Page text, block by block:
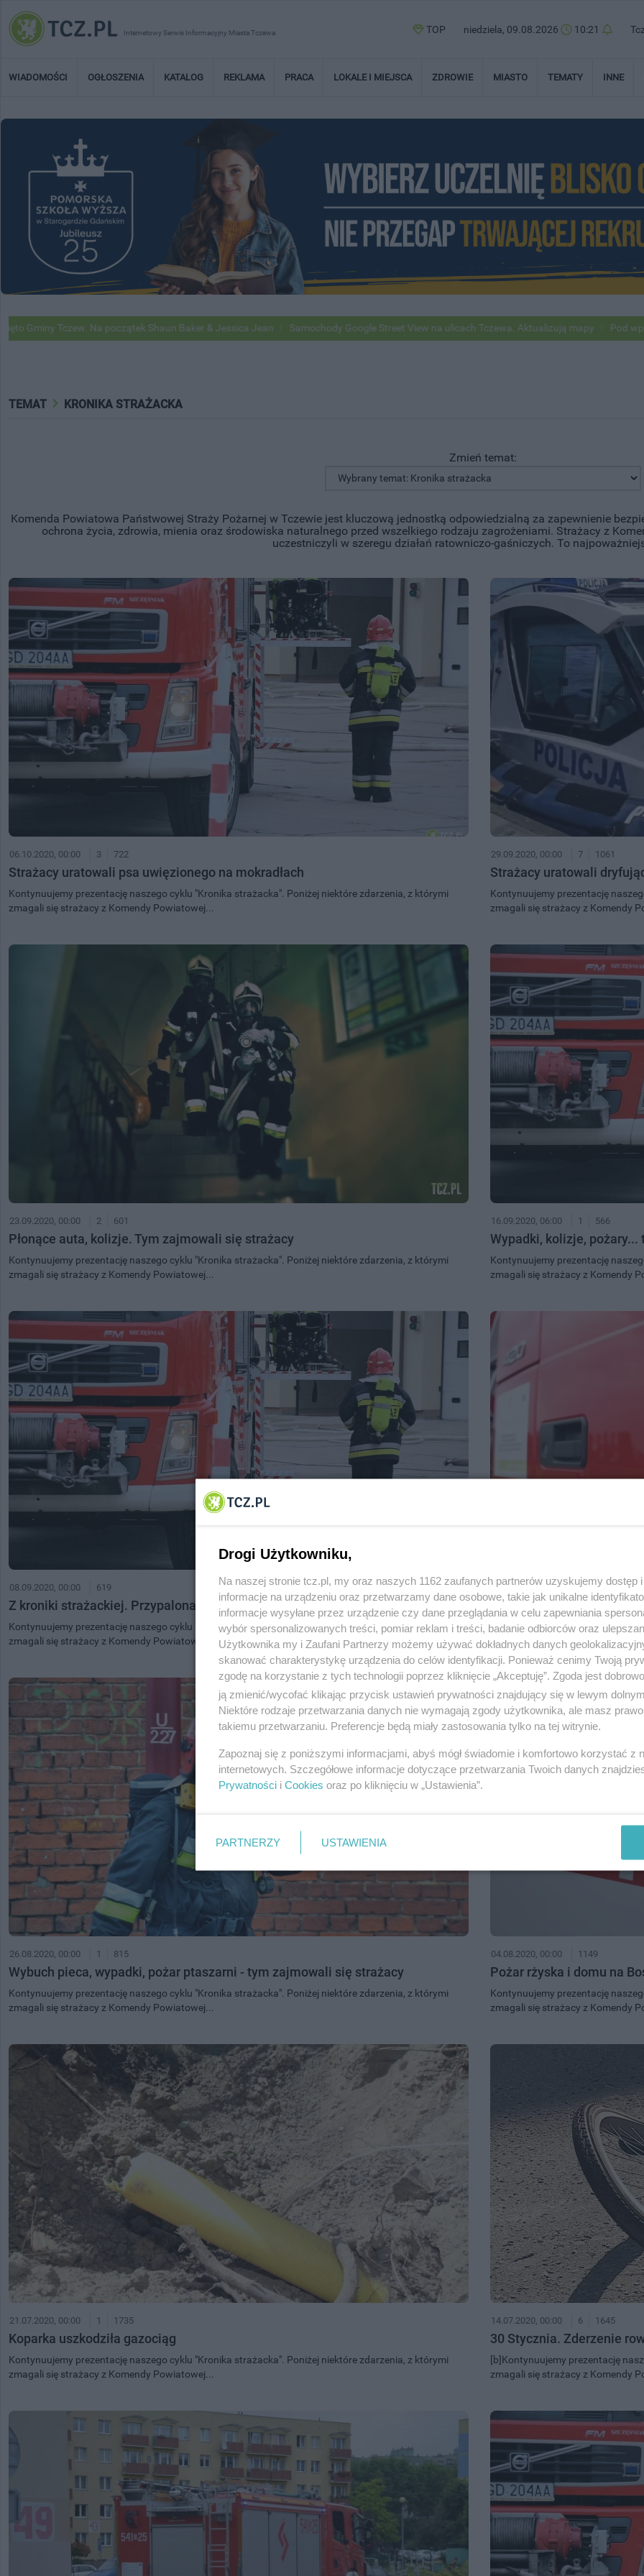
Internetowy Serwis Informacyjny Miasta Tczewa TOP niedziela, 09.08.2026 10:21
WIADOMOŚCI OGŁOSZENIA KATALOG REKLAMA PRACA LOKALE I MIEJSCA ZDROWIE MIASTO TEMATY INNE
początek Shaun Baker & Jessica Jean Samochody Google Street View na ulicach Tczewa. Aktualizują mapy Pod wpływem alkoholu
TEMAT KRONIKA STRAŻACKA
Zmień temat:
Komenda Powiatowa Państwowej Straży Pożarnej w Tczewie jest kluczową jednostką odpowiedzialną za zapewnienie
ochrona życia, zdrowia, mienia oraz środowiska naturalnego przed wszelkiego rodzaju zagrożeniami. Strażacy z
uczestniczyli w szeregu działań ratowniczo-gaśniczych. To
06.10.2020, 00:00 3 722
Strażacy uratowali psa uwięzionego na mokradłach
Kontynuujemy prezentację naszego cyklu "Kronika strażacka". Poniżej niektóre zdarzenia, z którymi
zmagali się strażacy z Komendy Powiatowej...
29.09.2020, 00:00 7 1061
Strażacy uratowali
Kontynuujemy prezentację
zmagali się strażacy z Komendy
23.09.2020, 00:00 2 601
Płonące auta, kolizje. Tym zajmowali się strażacy
Kontynuujemy prezentację naszego cyklu "Kronika strażacka". Poniżej niektóre zdarzenia, z którymi
zmagali się strażacy z Komendy Powiatowej...
16.09.2020, 06:00 1 566
Wypadki, kolizje,
Kontynuujemy prezentację
zmagali się strażacy z Komendy
08.09.2020, 00:00 619
Z kroniki strażackiej. Przypalona potrawa, rozległy pożar, wypadki i kolizje
Kontynuujemy prezentację naszego cyklu "Kronika strażacka". Poniżej niektóre zdarzenia, z którymi
zmagali się strażacy z Komendy Powiatowej...
01.09.2020, 00:00 1000
Płonące samochody w
Kontynuujemy prezentację
zmagali się strażacy z Komendy
26.08.2020, 00:00 1 815
Wybuch pieca, wypadki, pożar ptaszarni - tym zajmowali się strażacy
Kontynuujemy prezentację naszego cyklu "Kronika strażacka". Poniżej niektóre zdarzenia, z którymi
zmagali się strażacy z Komendy Powiatowej...
04.08.2020, 00:00 1149
Pożar rżyska i domu na
Kontynuujemy prezentację
zmagali się strażacy z Komendy
21.07.2020, 00:00 1 1735
Koparka uszkodziła gazociąg
Kontynuujemy prezentację naszego cyklu "Kronika strażacka". Poniżej niektóre zdarzenia, z którymi
zmagali się strażacy z Komendy Powiatowej...
14.07.2020, 00:00 6 1645
30 Stycznia. Zderzenie
[b]Kontynuujemy prezentację
zmagali się strażacy z Komendy
Drogi Użytkowniku,
Na naszej stronie tcz.pl, my oraz naszych 1162 zaufanych partnerów uzyskujemy dostęp
informacje na urządzeniu oraz przetwarzamy dane osobowe, takie jak unikalne
informacje wysyłane przez urządzenie czy dane przeglądania w celu zapewniania
wybór spersonalizowanych treści, pomiar reklam i treści, badanie odbiorców oraz
Użytkownika my i Zaufani Partnerzy możemy używać dokładnych danych
skanować charakterystykę urządzenia do celów identyfikacji. Ponieważ cenimy Twoją
zgodę na korzystanie z tych technologii poprzez kliknięcie „Akceptuję”. Zgoda jest
ją zmienić/wycofać klikając przycisk ustawień prywatności znajdujący się w lewym
Niektóre rodzaje przetwarzania danych nie wymagają zgody użytkownika, ale masz
takiemu przetwarzaniu. Preferencje będą miały zastosowania tylko na tej witrynie.
Zapoznaj się z poniższymi informacjami, abyś mógł świadomie i komfortowo korzystać z
internetowych. Szczegółowe informacje dotyczące przetwarzania Twoich danych
Prywatności i Cookies oraz po kliknięciu w „Ustawienia”.
PARTNERZY USTAWIENIA